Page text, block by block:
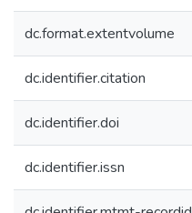
dc.format.extentvolume
dc.identifier.citation
dc.identifier.doi
dc.identifier.issn